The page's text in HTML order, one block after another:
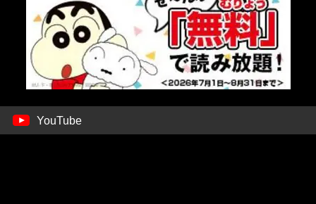
YouTube